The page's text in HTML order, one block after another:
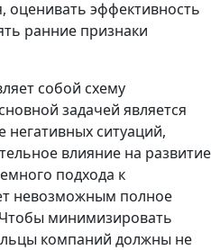
оценивать эффективность
ранние признаки
собой схему
задачей является
ситуаций,
влияние на развитие
подхода к
невозможным полное
минимизировать
компаний должны не